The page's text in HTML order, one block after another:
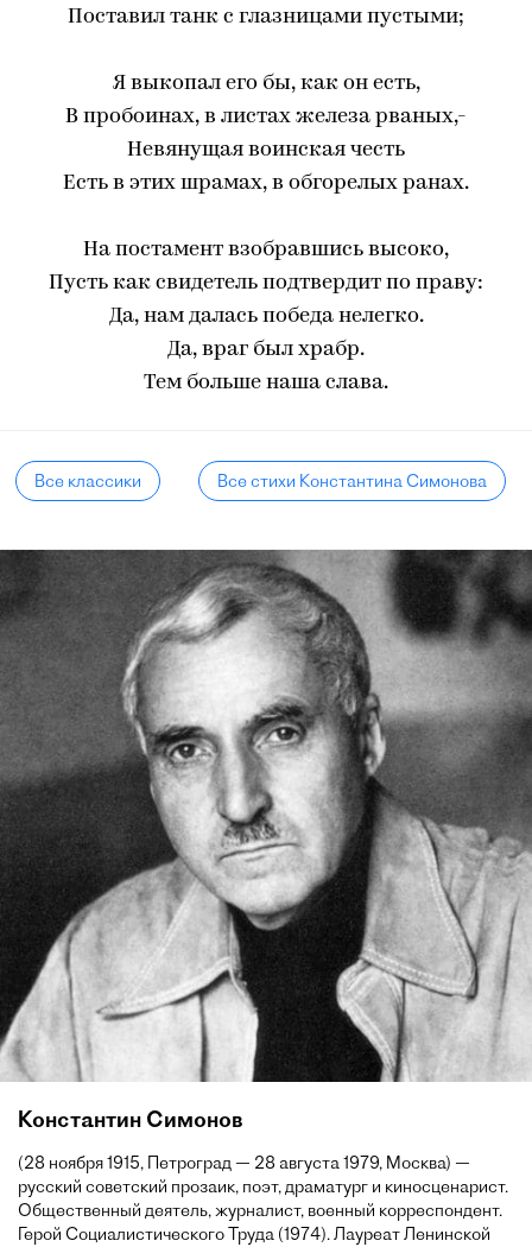
Поставил танк с глазницами пустыми;
Я выкопал его бы, как он есть,
В пробоинах, в листах железа рваных,-
Невянущая воинская честь
Есть в этих шрамах, в обгорелых ранах.
На постамент взобравшись высоко,
Пусть как свидетель подтвердит по праву:
Да, нам далась победа нелегко.
Да, враг был храбр.
Тем больше наша слава.
Все классики Все стихи Константина Симонова
Константин Симонов
(28 ноября 1915, Петроград — 28 августа 1979, Москва) —
русский советский прозаик, поэт, драматург и киносценарист.
Общественный деятель, журналист, военный корреспондент.
Герой Социалистического Труда (1974). Лауреат Ленинской